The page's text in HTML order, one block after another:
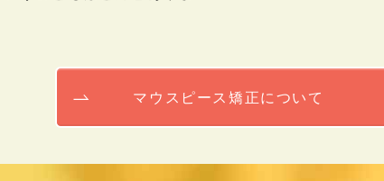
マウスピース矯正について